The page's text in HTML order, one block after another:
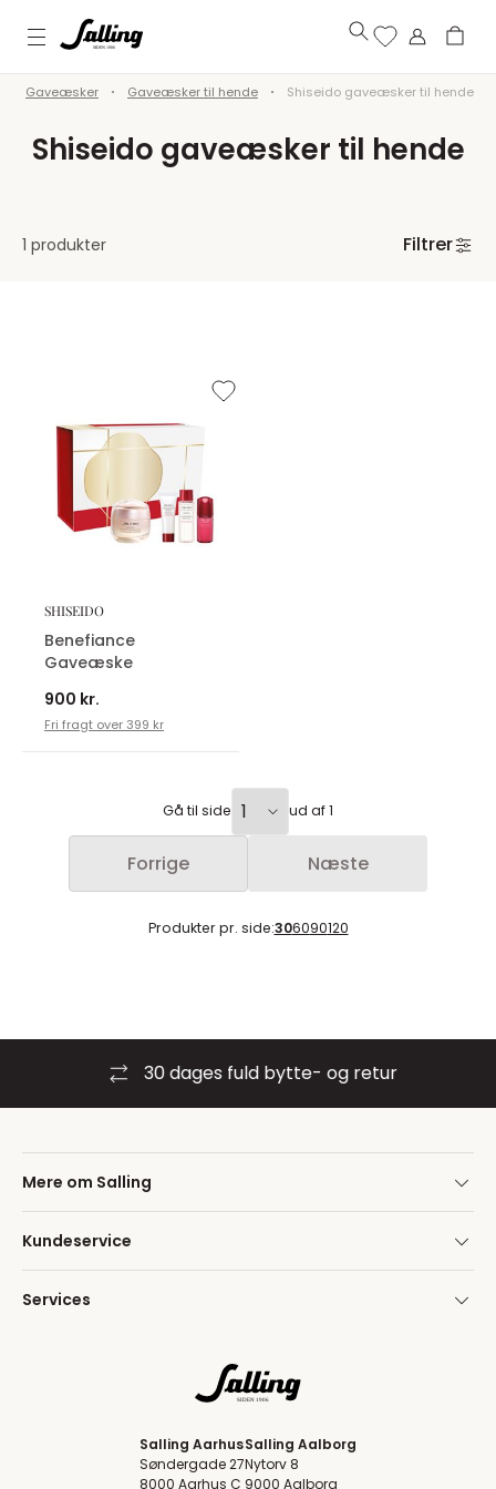
Gaveæsker Gaveæsker til hende Shiseido gaveæsker til hende
Shiseido gaveæsker til hende
1 produkter Filtrer
SHISEIDO
Benefiance
Gaveæske
900 kr.
Fri fragt over 399 kr
Gå til side ud af 1
Forrige Næste
Produkter pr. side:306090120
30 dages fuld bytte- og retur
Mere om Salling
Kundeservice
Services
Salling Aarhus
Søndergade 27
8000 Aarhus C
Salling Aalborg
Nytorv 8
9000 Aalborg